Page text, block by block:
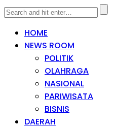
HOME
NEWS ROOM
POLITIK
OLAHRAGA
NASIONAL
PARIWISATA
BISNIS
DAERAH